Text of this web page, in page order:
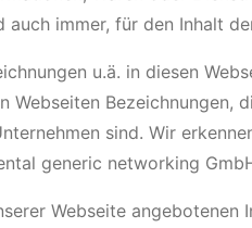
immer, für den Inhalt
u.ä. in diesen
Webseiten Bezeichnungen,
sind. Wir
generic networking
Webseite